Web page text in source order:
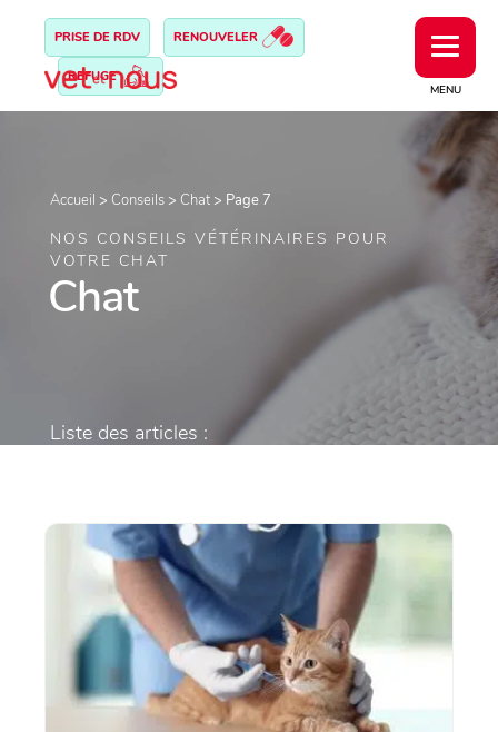
MENU
PRISE DE RDV RENOUVELER
REFUGE
Accueil > Conseils > Chat > Page 7
NOS CONSEILS VÉTÉRINAIRES POUR
VOTRE CHAT
Chat
Liste des articles :